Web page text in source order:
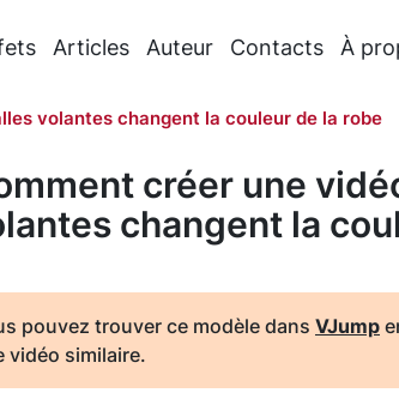
Articles Auteur Contacts À
volantes changent la couleur de la robe
créer une
changent la
pouvez trouver ce modèle dans VJump
vidéo similaire.